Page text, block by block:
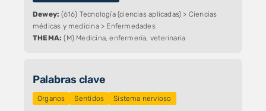
Dewey: (616) Tecnología (ciencias aplicadas) > Ciencias
médicas y medicina > Enfermedades
THEMA: (M) Medicina, enfermería, veterinaria
Palabras clave
Organos Sentidos Sistema nervioso